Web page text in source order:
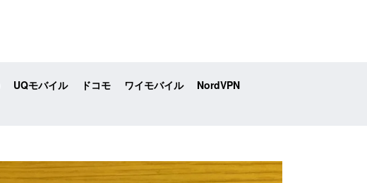
UQモバイル ドコモ ワイモバイル
NordVPN